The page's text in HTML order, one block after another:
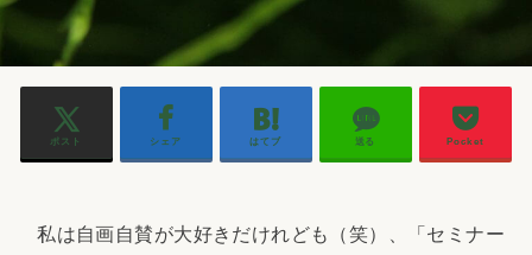
ポスト シェア はてブ 送る Pocket
私は自画自賛が大好きだけれども（笑）、「セミナー